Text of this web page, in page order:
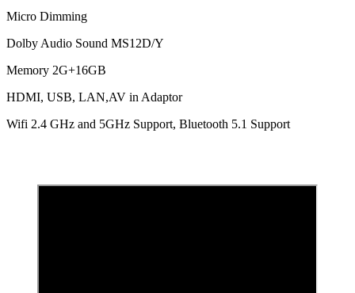
Micro Dimming
Dolby Audio Sound MS12D/Y
Memory 2G+16GB
HDMI, USB, LAN,AV in Adaptor
Wifi 2.4 GHz and 5GHz Support, Bluetooth 5.1 Support